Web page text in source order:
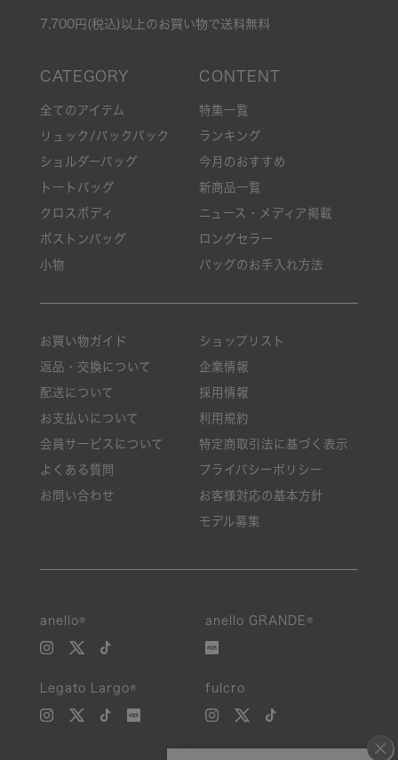
7,700円(税込)以上のお買い物で送料無料
全てのアイテム
リュック/バックパック
ショルダーバッグ
トートバッグ
クロスボディ
ボストンバッグ
小物
特集一覧
ランキング
今月のおすすめ
新商品一覧
ニュース・メディア掲載
ロングセラー
バッグのお手入れ方法
お買い物ガイド
返品・交換について
配送について
お支払いについて
会員サービスについて
よくある質問
お問い合わせ
ショップリスト
企業情報
採用情報
利用規約
特定商取引法に基づく表示
プライバシーポリシー
お客様対応の基本方針
モデル募集
anello® anello GRANDE®
Legato Largo® fulcro